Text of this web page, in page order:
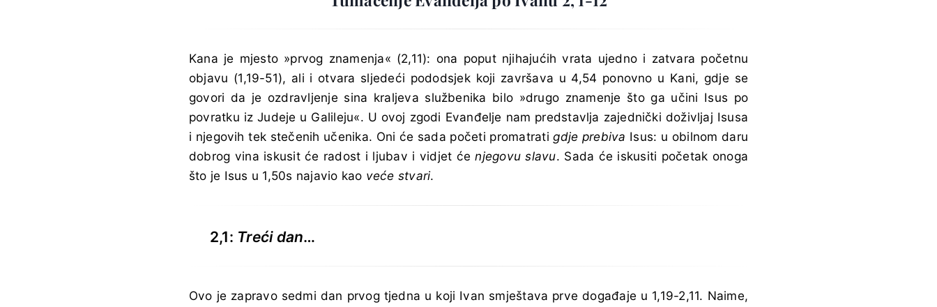
Kana je mjesto »prvog znamenja« (2,11): ona poput njihajućih vrata ujedno i zatvara početnu
objavu (1,19-51), ali i otvara sljedeći pododsjek koji završava u 4,54 ponovno u Kani, gdje se
govori da je ozdravljenje sina kraljeva službenika bilo »drugo znamenje što ga učini Isus po
povratku iz Judeje u Galileju«. U ovoj zgodi Evanđelje nam predstavlja zajednički doživljaj Isusa
i njegovih tek stečenih učenika. Oni će sada početi promatratigdje prebiva Isus: u obilnom daru
dobrog vina iskusit će radost i ljubav i vidjet ćenjegovu slavu. Sada će iskusiti početak onoga
što je Isus u 1,50s najavio kao veće stvari.
2,1: Treći dan…
Ovo je zapravo sedmi dan prvog tjedna u koji Ivan smještava prve događaje u 1,19-2,11. Naime,